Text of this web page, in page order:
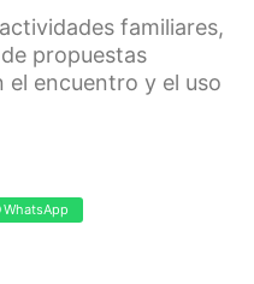
familiares,
propuestas
encuentro y el uso
WhatsApp